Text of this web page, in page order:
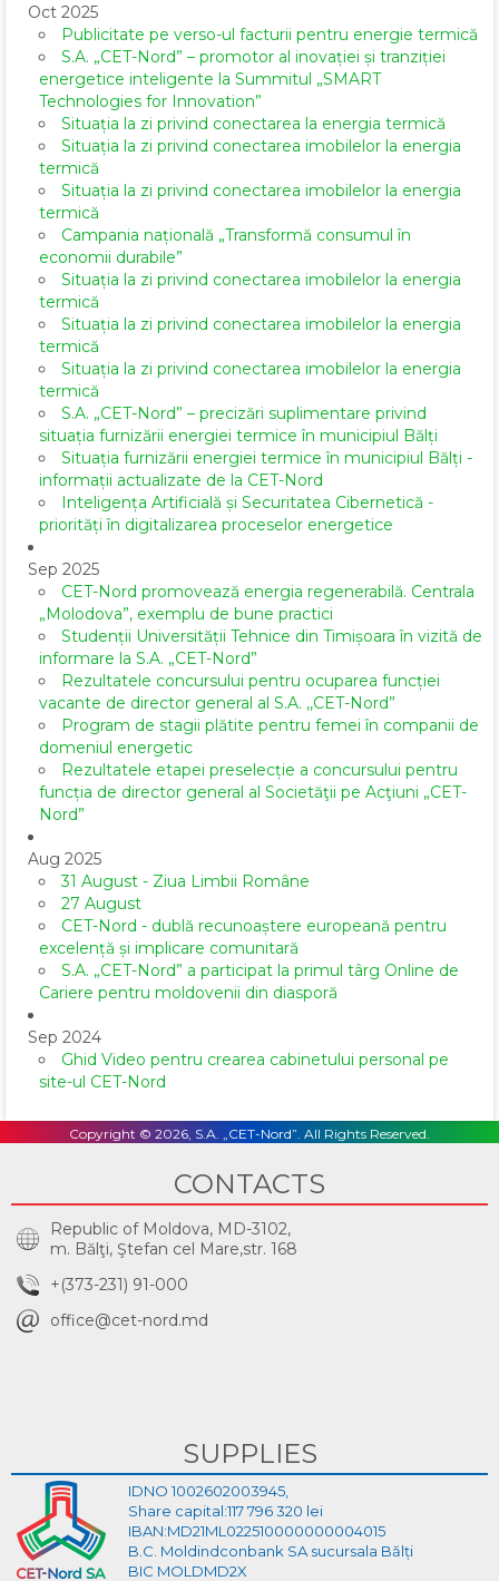
Oct 2025
Publicitate pe verso-ul facturii pentru energie termică
S.A. „CET-Nord” – promotor al inovației și tranziției
energetice inteligente la Summitul „SMART
Technologies for Innovation”
Situația la zi privind conectarea la energia termică
Situația la zi privind conectarea imobilelor la energia
termică
Situația la zi privind conectarea imobilelor la energia
termică
Campania națională „Transformă consumul în
economii durabile”
Situația la zi privind conectarea imobilelor la energia
termică
Situația la zi privind conectarea imobilelor la energia
termică
Situația la zi privind conectarea imobilelor la energia
termică
S.A. „CET-Nord” – precizări suplimentare privind
situația furnizării energiei termice în municipiul Bălți
Situația furnizării energiei termice în municipiul Bălți -
informații actualizate de la CET-Nord
Inteligența Artificială și Securitatea Cibernetică -
priorități în digitalizarea proceselor energetice
Sep 2025
CET-Nord promovează energia regenerabilă. Centrala
„Molodova”, exemplu de bune practici
Studenții Universității Tehnice din Timișoara în vizită de
informare la S.A. „CET-Nord”
Rezultatele concursului pentru ocuparea funcției
vacante de director general al S.A. ,,CET-Nord”
Program de stagii plătite pentru femei în companii de
domeniul energetic
Rezultatele etapei preselecție a concursului pentru
funcția de director general al Societăţii pe Acţiuni „CET-
Nord”
Aug 2025
31 August - Ziua Limbii Române
27 August
CET-Nord - dublă recunoaștere europeană pentru
excelență și implicare comunitară
S.A. „CET-Nord” a participat la primul târg Online de
Cariere pentru moldovenii din diasporă
Sep 2024
Ghid Video pentru crearea cabinetului personal pe
site-ul CET-Nord
Copyright © 2026, S.A. „CET-Nord”. All Rights Reserved.
CONTACTS
Republic of Moldova, MD-3102,
m. Bălţi, Ştefan cel Mare,str. 168
+(373-231) 91-000
office@cet-nord.md
SUPPLIES
IDNO 1002602003945,
Share capital:117 796 320 lei
IBAN:MD21ML022510000000004015
B.C. Moldindconbank SA sucursala Bălți
BIC MOLDMD2X